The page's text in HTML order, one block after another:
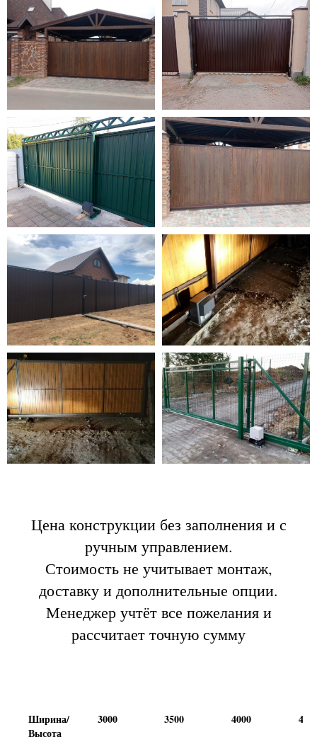
Цена конструкции без заполнения и с
ручным управлением.
Стоимость не учитывает монтаж,
доставку и дополнительные опции.
Менеджер учтёт все пожелания и
рассчитает точную сумму
Ширина/
Высота
3000 3500 4000